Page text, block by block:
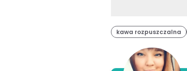
kawa rozpuszczalna